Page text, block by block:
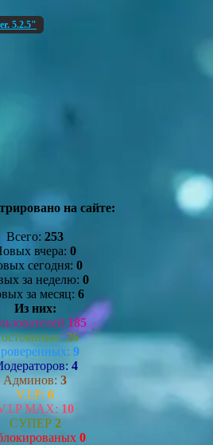
5.2.5"
на сайте:
Всего: 253
вчера: 0
сегодня: 0
за неделю: 0
за месяц: 6
Из них:
185
26
9
4
Админов: 3
V.I.P: 6
MAX: 10
СУПЕР 2
0